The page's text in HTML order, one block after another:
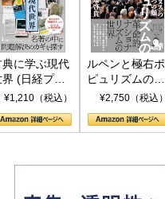
典に学ぶ現代
界 (日経プレ
アシリーズ)
¥1,210（税込）
ルペンと極右ポ
ピュリズムの時
代：〈ヤヌス〉
¥2,750（税込）